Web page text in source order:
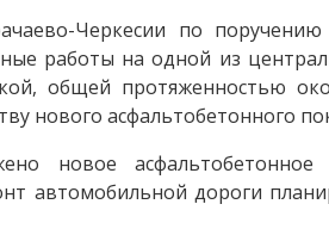
Черкесии по поручению
работы на одной из
общей протяженностью
нового асфальтобетонного
новое
автомобильной дороги